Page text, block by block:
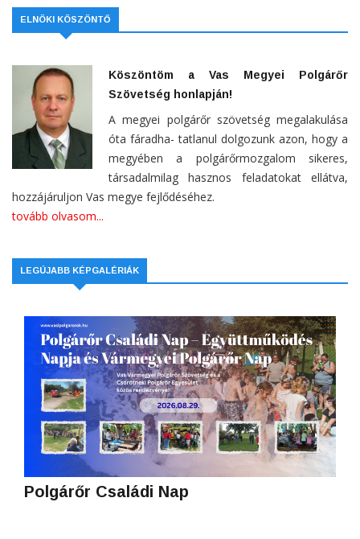
ELNÖKI KÖSZÖNTŐ
Köszöntöm a Vas Megyei Polgárőr
Szövetség honlapján!
A megyei polgárőr szövetség megalakulása
óta fáradha- tatlanul dolgozunk azon, hogy a
megyében a polgárőrmozgalom sikeres,
társadalmilag hasznos feladatokat ellátva,
hozzájáruljon Vas megye fejlődéséhez.
tovább olvasom...
LEGÚJABB KÉPGALÉRIÁK
Polgárőr Családi Nap